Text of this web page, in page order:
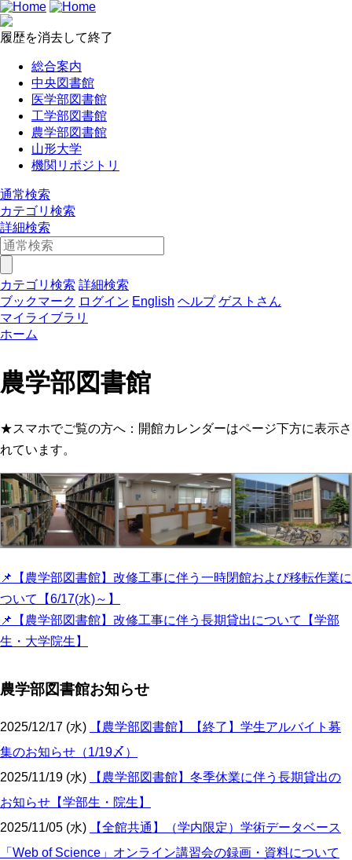
履歴を消去して終了
総合案内
中央図書館
医学部図書館
工学部図書館
農学部図書館
山形大学
機関リポジトリ
通常検索
カテゴリ検索
詳細検索
カテゴリ検索 詳細検索
ブックマーク ログイン English ヘルプ ゲストさん
マイライブラリ
ホーム
農学部図書館
★スマホでご覧の方へ：開館カレンダーはページ下方に表示さ
れています。
📌【農学部図書館】改修工事に伴う一時閉館および移転作業に
ついて【6/17(水)～】
📌【農学部図書館】改修工事に伴う長期貸出について【学部
生・大学院生】
農学部図書館お知らせ
2025/12/17 (水)
【農学部図書館】【終了】学生アルバイト募
集のお知らせ（1/19〆）
2025/11/19 (水)
【農学部図書館】冬季休業に伴う長期貸出の
お知らせ【学部生・院生】
2025/11/05 (水)
【全館共通】（学内限定）学術データベース
「Web of Science」オンライン講習会の録画・資料について